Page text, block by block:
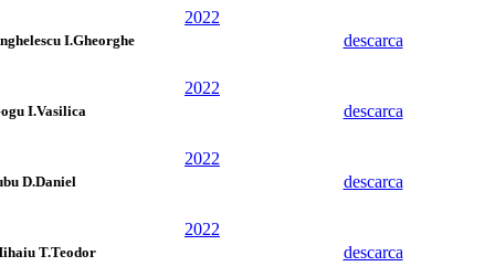
I.Gheorghe
2022
descarca
I.Vasilica
2022
descarca
D.Daniel
2022
descarca
T.Teodor
2022
descarca